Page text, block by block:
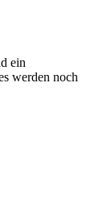
ein
werden noch